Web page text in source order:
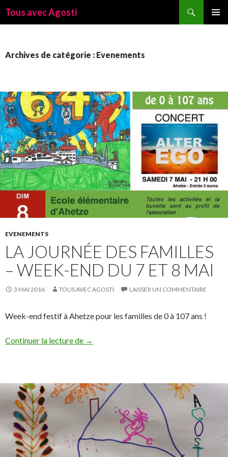
Tous avec Agosti
Archives de catégorie : Evenements
EVENEMENTS
LA JOURNÉE DES FAMILLES
– WEEK-END DU 7 ET 8 MAI
3 MAI 2016 TOUS AVEC AGOSTI LAISSER UN COMMENTAIRE
Week-end festif à Ahetze pour les familles de 0 à 107 ans !
Continuer la lecture de La journée des familles – week-end du 7
→